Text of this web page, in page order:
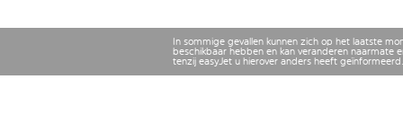
In sommige gevallen kunnen zich op het laatste
beschikbaar hebben en kan veranderen naarmate
tenzij easyJet u hierover anders heeft